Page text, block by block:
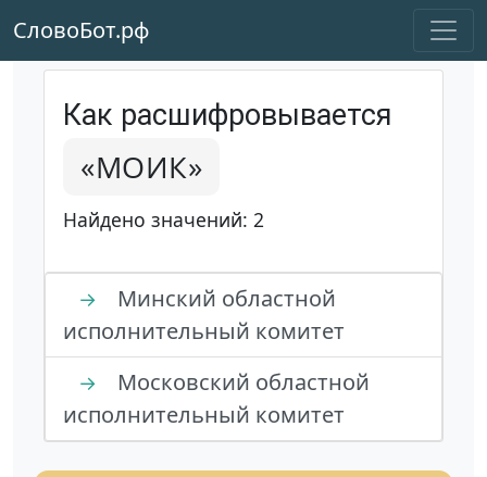
СловоБот.рф
Как расшифровывается
«МОИК»
Найдено значений: 2
→
Минский областной
исполнительный комитет
→
Московский областной
исполнительный комитет